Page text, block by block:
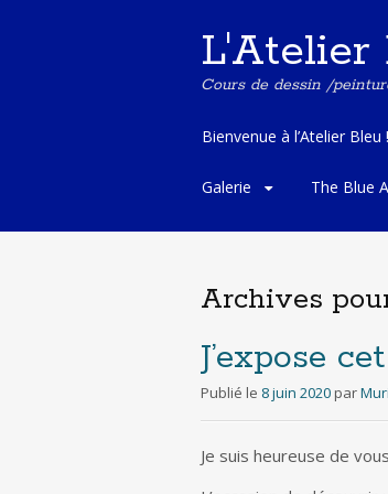
L'Atelier
Cours de dessin /
A
l
r
c
n
t
e
p
Bienvenue à l’Atelier Bleu !
Galerie The Blue
Archives
J’expose
Publié le 8 juin 2020 par
Je suis heureuse de